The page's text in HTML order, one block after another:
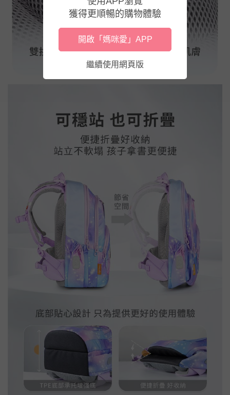
獲得更順暢的購物體驗
開啟「媽咪愛」APP
繼續使用網頁版